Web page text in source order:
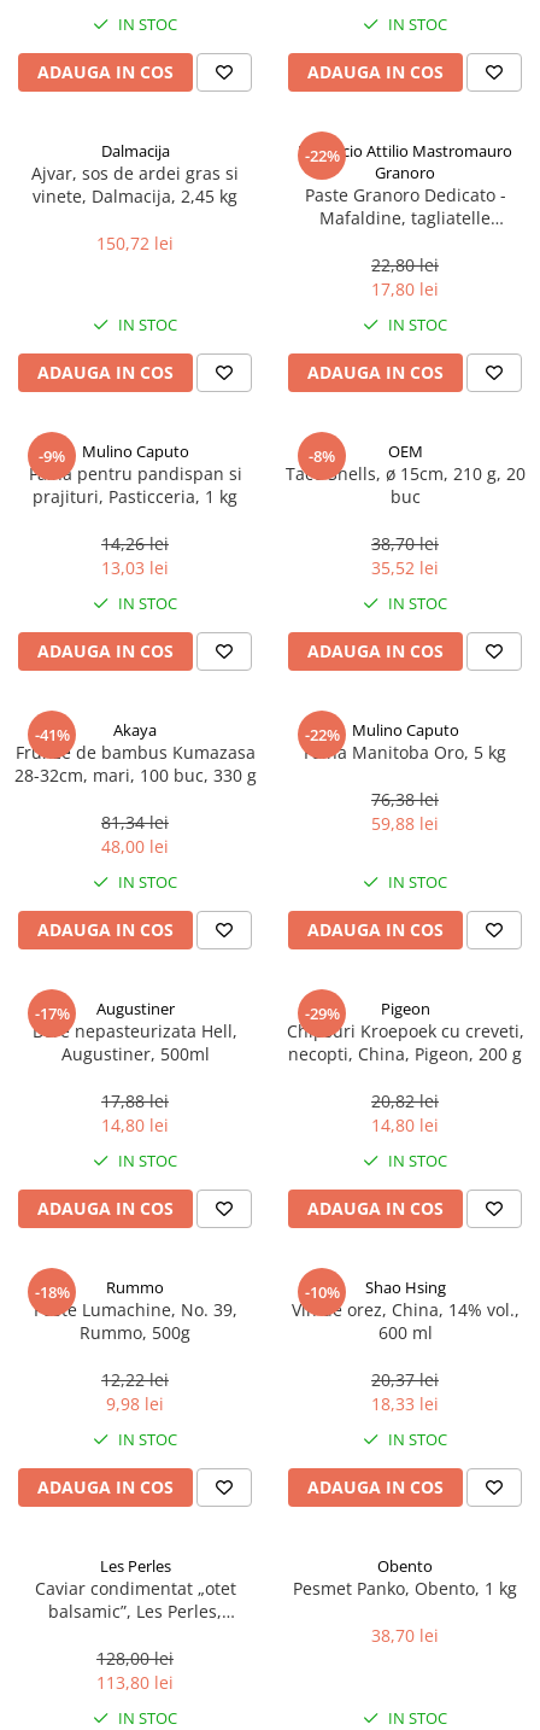
Spania / Cipru / Africa
Sare de mare din Oceanele Pacific
Sare de roca
Sare speciala
Specialitati din ulei
Terine si placinte
Uleiuri Premium
Uleiuri speciale/presate la rece
Ulei de masline extravirgin
Ulei Gegenbauer
Ulei Huilerie Beaujolaise
Ulei Wiberg Gastro
Prajitore paine
Gratare
IN STOC
ADAUGA IN COS
IN STOC
ADAUGA IN COS
Dalmacija
Ajvar, sos de ardei gras si
vinete, Dalmacija, 2,45 kg
150,72 lei
IN STOC
ADAUGA IN COS
-22%
Pastificio Attilio Mastromauro
Granoro
Paste Granoro Dedicato -
Mafaldine, tagliatelle
22,80 lei
17,80 lei
IN STOC
ADAUGA IN COS
-9% Mulino Caputo
Faina pentru pandispan si
prajituri, Pasticceria, 1 kg
14,26 lei
13,03 lei
IN STOC
ADAUGA IN COS
-8% OEM
Taco Shells, ø 15cm, 210 g, 20
buc
38,70 lei
35,52 lei
IN STOC
ADAUGA IN COS
-41% Akaya
Frunze de bambus Kumazasa
28-32cm, mari, 100 buc, 330 g
81,34 lei
48,00 lei
IN STOC
ADAUGA IN COS
-22% Mulino Caputo
Faina Manitoba Oro, 5 kg
76,38 lei
59,88 lei
IN STOC
ADAUGA IN COS
-17% Augustiner
Bere nepasteurizata Hell,
Augustiner, 500ml
17,88 lei
14,80 lei
IN STOC
ADAUGA IN COS
-29% Pigeon
Chipsuri Kroepoek cu creveti,
necopti, China, Pigeon, 200 g
20,82 lei
14,80 lei
IN STOC
ADAUGA IN COS
-18% Rummo
Paste Lumachine, No. 39,
Rummo, 500g
12,22 lei
9,98 lei
IN STOC
ADAUGA IN COS
-10% Shao Hsing
Vin de orez, China, 14% vol.,
600 ml
20,37 lei
18,33 lei
IN STOC
ADAUGA IN COS
Les Perles
Caviar condimentat „otet
balsamic”, Les Perles,
sferice, 200 g
128,00 lei
113,80 lei
IN STOC
Obento
Pesmet Panko, Obento, 1 kg
38,70 lei
IN STOC